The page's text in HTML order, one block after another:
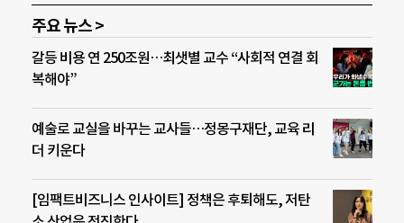
주요 뉴스 >
갈등 비용 연 250조원…최샛별 교수 “사회적 연결 회
복해야”
예술로 교실을 바꾸는 교사들…정몽구재단, 교육 리
더 키운다
[임팩트비즈니스 인사이트] 정책은 후퇴해도, 저탄